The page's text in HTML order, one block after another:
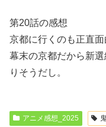
第20話の感想
京都に行くのも正直面
幕末の京都だから新
りそうだし。
アニメ感想_2025